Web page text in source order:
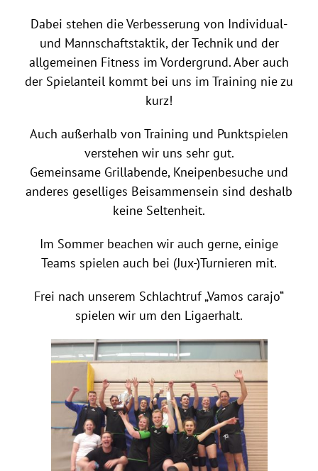
Dabei stehen die Verbesserung von Individual-
und Mannschaftstaktik, der Technik und der
allgemeinen Fitness im Vordergrund. Aber auch
der Spielanteil kommt bei uns im Training nie zu
kurz!
Auch außerhalb von Training und Punktspielen
verstehen wir uns sehr gut.
Gemeinsame Grillabende, Kneipenbesuche und
anderes geselliges Beisammensein sind deshalb
keine Seltenheit.
Im Sommer beachen wir auch gerne, einige
Teams spielen auch bei (Jux-)Turnieren mit.
Frei nach unserem Schlachtruf „Vamos carajo“
spielen wir um den Ligaerhalt.